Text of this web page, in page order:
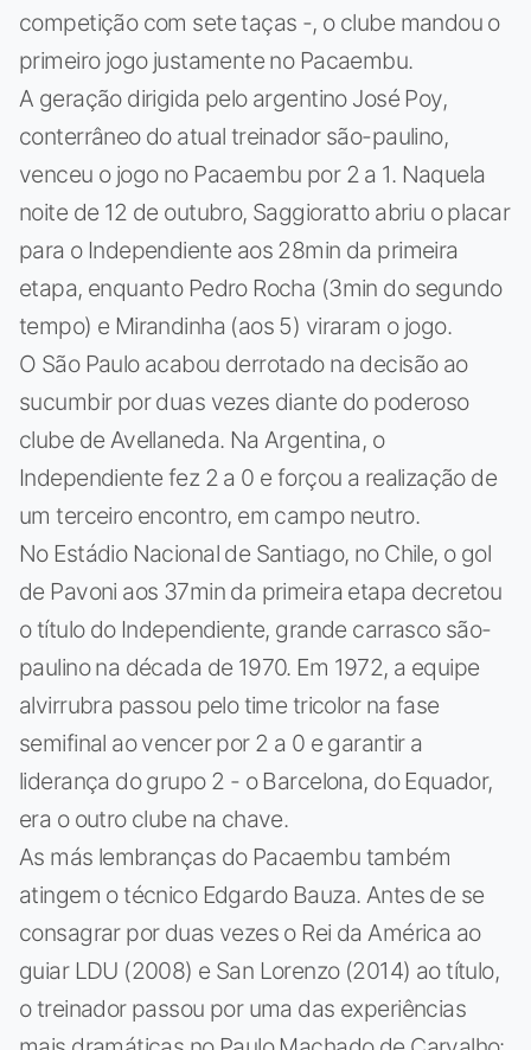
competição com sete taças -, o clube mandou o
primeiro jogo justamente no Pacaembu.
A geração dirigida pelo argentino José Poy,
conterrâneo do atual treinador são-paulino,
venceu o jogo no Pacaembu por 2 a 1. Naquela
noite de 12 de outubro, Saggioratto abriu o placar
para o Independiente aos 28min da primeira
etapa, enquanto Pedro Rocha (3min do segundo
tempo) e Mirandinha (aos 5) viraram o jogo.
O São Paulo acabou derrotado na decisão ao
sucumbir por duas vezes diante do poderoso
clube de Avellaneda. Na Argentina, o
Independiente fez 2 a 0 e forçou a realização de
um terceiro encontro, em campo neutro.
No Estádio Nacional de Santiago, no Chile, o gol
de Pavoni aos 37min da primeira etapa decretou
o título do Independiente, grande carrasco são-
paulino na década de 1970. Em 1972, a equipe
alvirrubra passou pelo time tricolor na fase
semifinal ao vencer por 2 a 0 e garantir a
liderança do grupo 2 - o Barcelona, do Equador,
era o outro clube na chave.
As más lembranças do Pacaembu também
atingem o técnico Edgardo Bauza. Antes de se
consagrar por duas vezes o Rei da América ao
guiar LDU (2008) e San Lorenzo (2014) ao título,
o treinador passou por uma das experiências